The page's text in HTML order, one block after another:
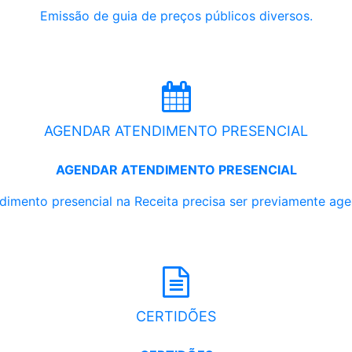
Emissão de guia de preços públicos diversos.
AGENDAR ATENDIMENTO PRESENCIAL
AGENDAR ATENDIMENTO PRESENCIAL
presencial na Receita precisa ser previamente
CERTIDÕES